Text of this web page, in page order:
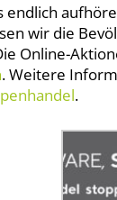
endlich
wir die
Online-
. Weitere
.